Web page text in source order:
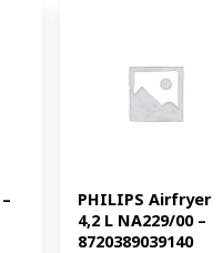
PHILIPS Airfryer
4,2 L NA229/00 –
8720389039140